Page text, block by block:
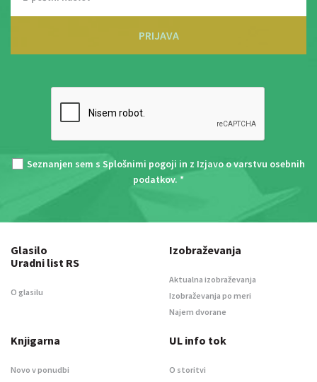
PRIJAVA
Seznanjen sem s Splošnimi pogoji in z Izjavo o varstvu osebnih
podatkov. *
Glasilo
Uradni list RS
O glasilu
Izobraževanja
Aktualna izobraževanja
Izobraževanja po meri
Najem dvorane
Knjigarna
Novo v ponudbi
UL info tok
O storitvi